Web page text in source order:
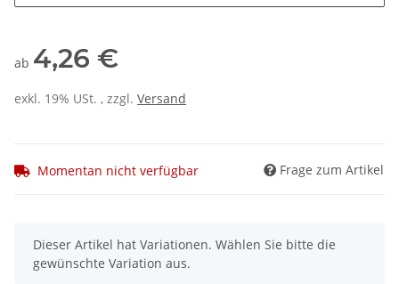
ab 4,26 €
exkl. 19% USt. , zzgl. Versand
Momentan nicht verfügbar Frage zum Artikel
x
Dieser Artikel hat Variationen. Wählen Sie bitte die
gewünschte Variation aus.